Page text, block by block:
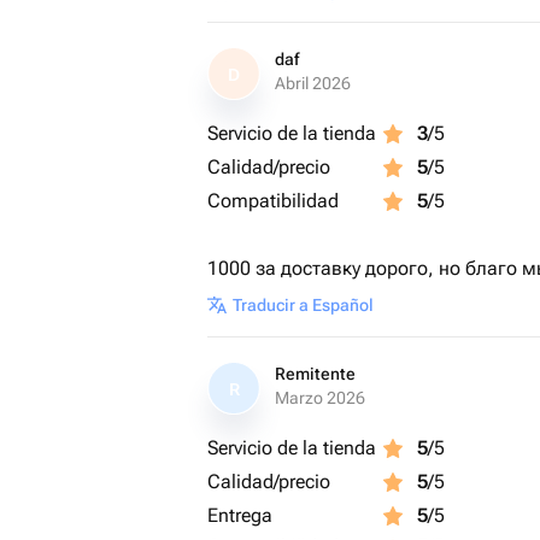
D
daf
Abril 2026
Servicio de la tienda 3/5
Calidad/precio
5/5
Compatibilidad
5/5
1000 за доставку дорого, но благо
Traducir a Español
R
Remitente
Marzo 2026
Servicio de la tienda 5/5
Calidad/precio
5/5
Entrega
5/5